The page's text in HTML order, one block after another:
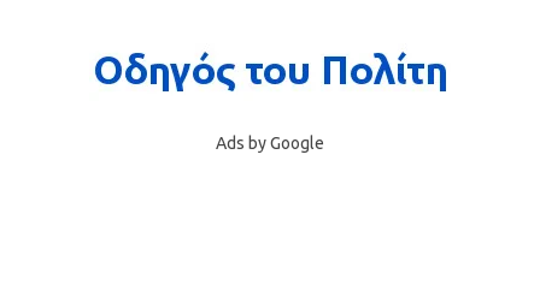
Ads by Google